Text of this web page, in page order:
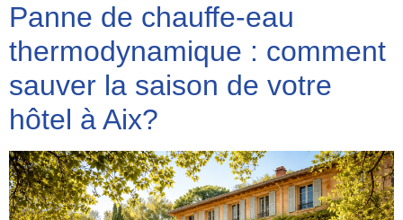
Panne de chauffe-eau
thermodynamique : comment
sauver la saison de votre
hôtel à Aix?